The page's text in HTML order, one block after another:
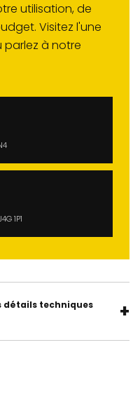
utilisation, de
Visitez l'une
parlez à notre
1P1
détails techniques +